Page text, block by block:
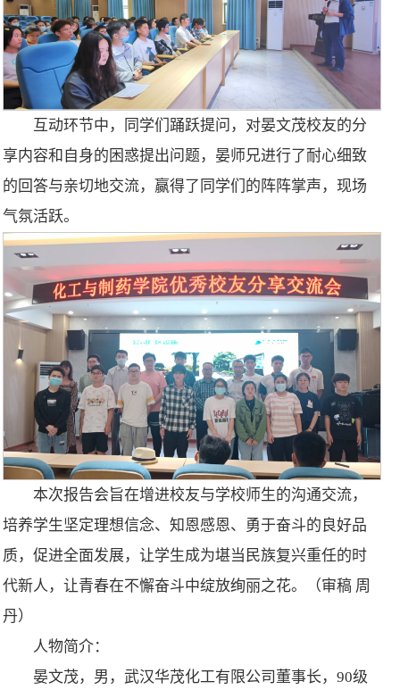
互动环节中，同学们踊跃提问，对晏文茂校友的分
享内容和自身的困惑提出问题，晏师兄进行了耐心细致
的回答与亲切地交流，赢得了同学们的阵阵掌声，现场
气氛活跃。
本次报告会旨在增进校友与学校师生的沟通交流，
培养学生坚定理想信念、知恩感恩、勇于奋斗的良好品
质，促进全面发展，让学生成为堪当民族复兴重任的时
代新人，让青春在不懈奋斗中绽放绚丽之花。（审稿 周
丹）
人物简介：
晏文茂，男，武汉华茂化工有限公司董事长，90级